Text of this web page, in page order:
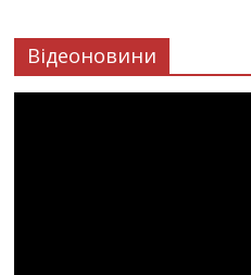
Відеоновини